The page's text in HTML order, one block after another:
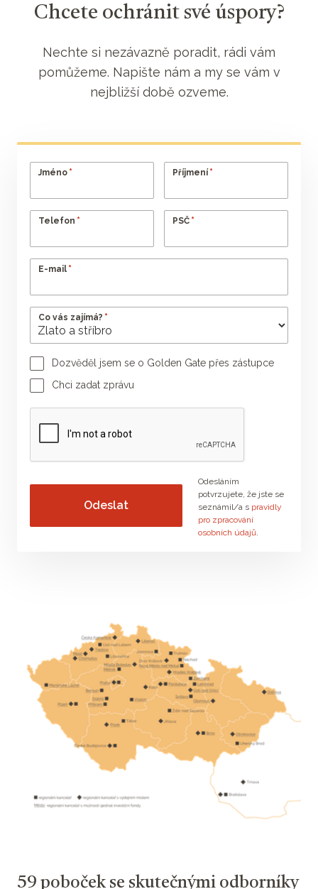
Chcete ochránit své úspory?
Nechte si nezávazně poradit, rádi vám
pomůžeme. Napište nám a my se vám v
nejbližší době ozveme.
Jméno * Příjmení *
Telefon * PSČ *
E-mail *
Co vás zajímá? *
Dozvěděl jsem se o Golden Gate přes zástupce
Jméno poradce Příjmení poradce
Chci zadat zprávu
Vaše zpráva
Odesláním
potvrzujete, že jste se
seznámil/a s pravidly
pro zpracování
osobních údajů.
59 poboček se skutečnými odborníky